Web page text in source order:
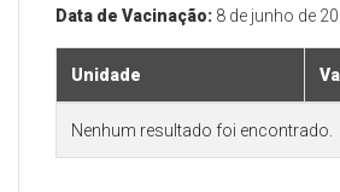
Data de Vacinação: 8 de junho de
Unidade
Nenhum resultado foi encontrado.